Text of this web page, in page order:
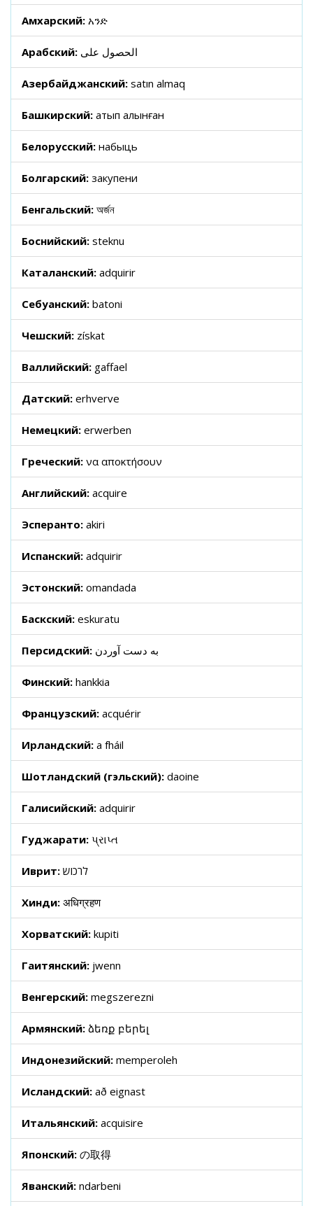
Амхарский: አንድ
Арабский: الحصول على
Азербайджанский: satın almaq
Башкирский: һатып алынған
Белорусский: набыць
Болгарский: закупени
Бенгальский: অর্জন
Боснийский: steknu
Каталанский: adquirir
Себуанский: batoni
Чешский: získat
Валлийский: gaffael
Датский: erhverve
Немецкий: erwerben
Греческий: να αποκτήσουν
Английский: acquire
Эсперанто: akiri
Испанский: adquirir
Эстонский: omandada
Баскский: eskuratu
Персидский: به دست آوردن
Финский: hankkia
Французский: acquérir
Ирландский: a fháil
Шотландский (гэльский): daoine
Галисийский: adquirir
Гуджарати: પ્રાપ્ત
Иврит: לרכוש
Хинди: अधिग्रहण
Хорватский: kupiti
Гаитянский: jwenn
Венгерский: megszerezni
Армянский: ձեռք բերել
Индонезийский: memperoleh
Исландский: að eignast
Итальянский: acquisire
Японский: の取得
Яванский: ndarbeni